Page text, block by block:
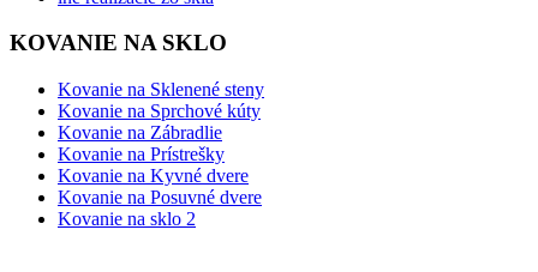
KOVANIE NA SKLO
Kovanie na Sklenené steny
Kovanie na Sprchové kúty
Kovanie na Zábradlie
Kovanie na Prístrešky
Kovanie na Kyvné dvere
Kovanie na Posuvné dvere
Kovanie na sklo 2